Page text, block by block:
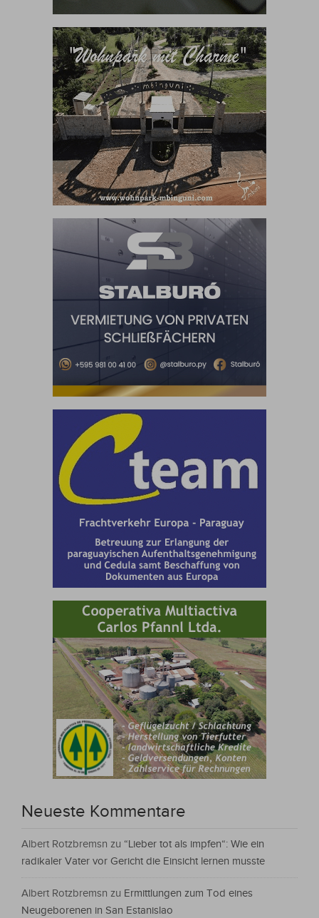
Neueste Kommentare
Albert Rotzbremsn zu “Lieber tot als impfen“: Wie ein
radikaler Vater vor Gericht die Einsicht lernen musste
Albert Rotzbremsn zu Ermittlungen zum Tod eines
Neugeborenen in San Estanislao